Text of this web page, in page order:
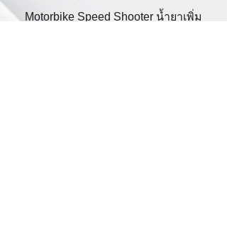
Motorbike Speed Shooter น้ำยาเพิ่ม